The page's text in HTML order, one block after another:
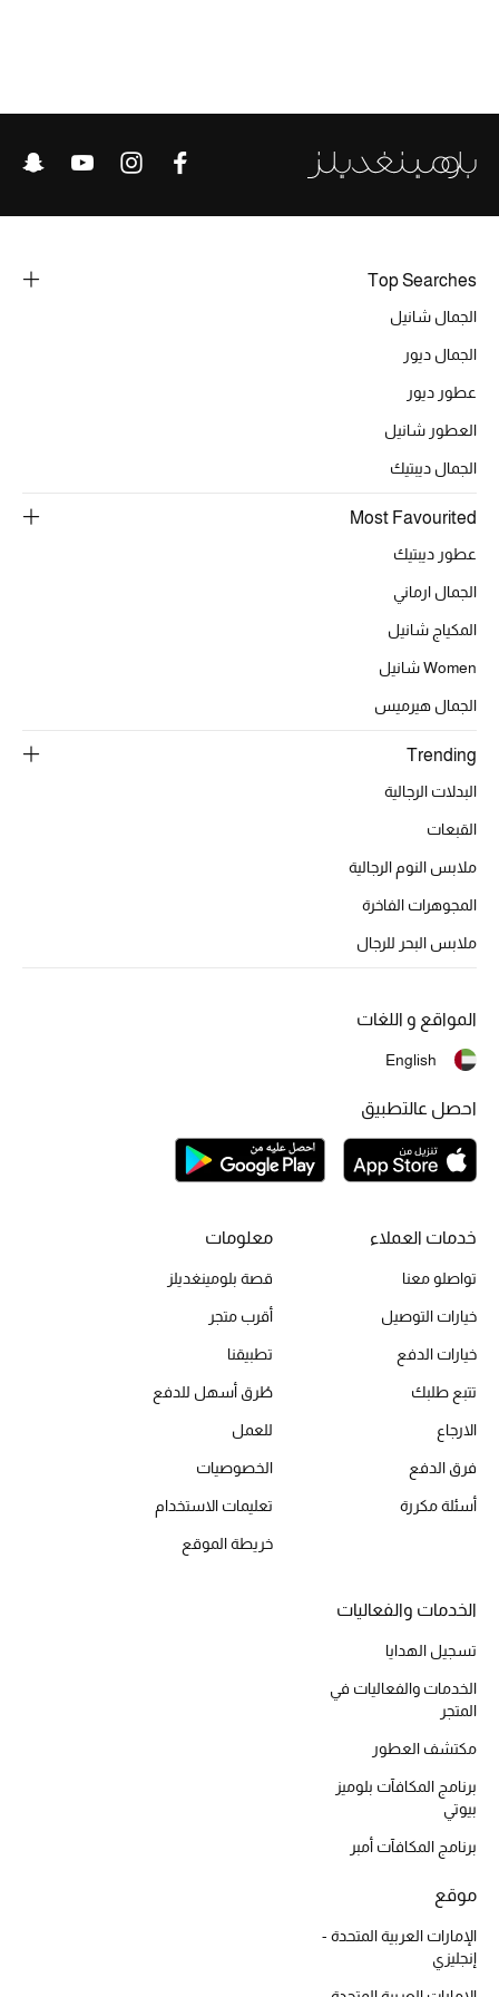
حقائب الأطفال
تسوقوا الحقائب
الموسم الجديد
الأحذية الرجالية
أحذية للأطفال
أبرز المصممين
أحذية مختارة
تسوقوا الأحذية
جميع مستحضرات الجمال
الأكثر مبيعاً
العطور
مكتشف العطور
المكياج
مستحضرات العناية
الصحة والعافية
هدايا
مجموعة الجمال
الجمال في بلوميز
Top Searches
الجمال شانيل
الجمال ديور
عطور ديور
العطور شانيل
الجمال ديبتيك
Most Favourited
عطور ديبتيك
الجمال ارماني
المكياج شانيل
Women شانيل
الجمال هيرميس
Trending
البدلات الرجالية
القبعات
ملابس النوم الرجالية
المجوهرات الفاخرة
ملابس البحر للرجال
خدمات العملاء
تواصلو معنا
خيارات التوصيل
خيارات الدفع
تتبع طلبك
الارجاع
فرق الدفع
أسئلة مكررة
معلومات
قصة بلومينغديلز
أقرب متجر
تطبيقنا
طُرق أسهل للدفع
للعمل
الخصوصيات
تعليمات الاستخدام
خريطة الموقع
الخدمات والفعاليات
تسجيل الهدايا
الخدمات والفعاليات في
المتجر
مكتشف العطور
برنامج المكافآت بلوميز
بيوتي
برنامج المكافآت أمبر
موقع
الإمارات العربية المتحدة -
إنجليزي
المواقع و اللغات
English
احصل عالتطبيق